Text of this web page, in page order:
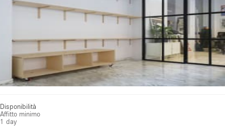
Disponibilità
Affitto minimo
1 day